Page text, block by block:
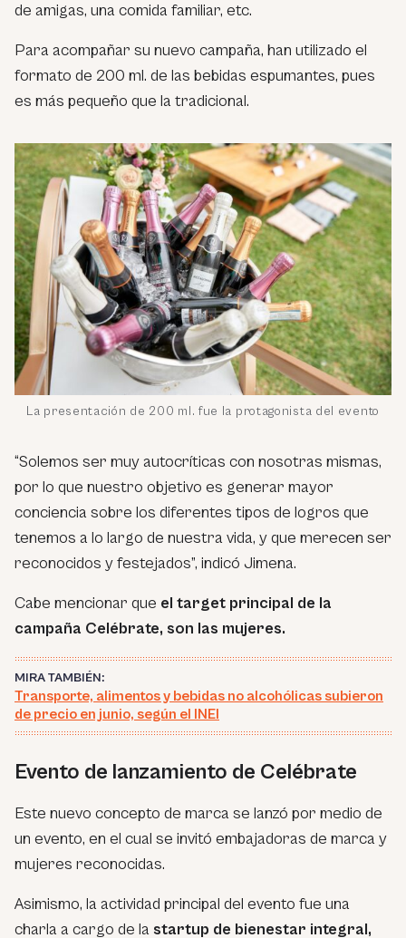
de amigas, una comida familiar, etc.
Para acompañar su nuevo campaña, han utilizado el
formato de 200 ml. de las bebidas espumantes, pues
es más pequeño que la tradicional.
La presentación de 200 ml. fue la protagonista del evento
“Solemos ser muy autocríticas con nosotras mismas,
por lo que nuestro objetivo es generar mayor
conciencia sobre los diferentes tipos de logros que
tenemos a lo largo de nuestra vida, y que merecen ser
reconocidos y festejados”, indicó Jimena.
Cabe mencionar que el target principal de la
campaña Celébrate, son las mujeres.
MIRA TAMBIÉN:
Transporte, alimentos y bebidas no alcohólicas subieron
de precio en junio, según el INEI
Evento de lanzamiento de Celébrate
Este nuevo concepto de marca se lanzó por medio de
un evento, en el cual se invitó embajadoras de marca y
mujeres reconocidas.
Asimismo, la actividad principal del evento fue una
charla a cargo de la startup de bienestar integral,